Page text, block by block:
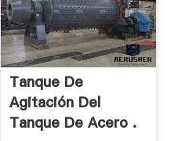
Tanque De
Agitación Del
Tanque De Acero .